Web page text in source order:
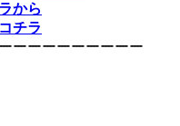
から
チラ
ーーーーーーーーー